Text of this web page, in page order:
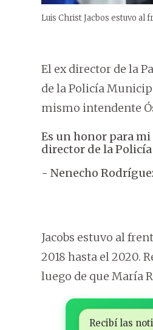
Luis Christ Jacbos estuvo al
El ex director de la
de la Policía
mismo intendente
Es un honor para
director de la
- Nenecho
Jacobs estuvo al
2018 hasta el 2020.
luego de que María
Recibí las